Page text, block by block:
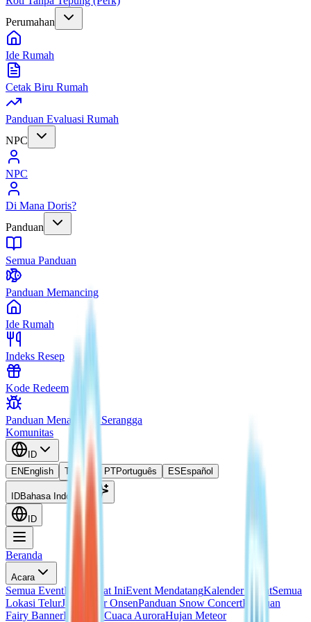
Perumahan
Ide Rumah
Cetak Biru Rumah
Panduan Evaluasi Rumah
NPC
NPC
Di Mana Doris?
Panduan
Semua Panduan
Panduan Memancing
Ide Rumah
Indeks Resep
Kode Redeem
Panduan Menangkap Serangga
Komunitas
ID
EN English TH PTPortuguês ES Español
IDBahasa Indonesia
ID
Beranda
Acara
Semua EventEvent Saat IniEvent MendatangKalender EventSemua
Lokasi TelurJanji Telur OnsenPanduan Snow ConcertPanduan
Fairy BannerPanduan Cuaca AuroraHujan Meteor